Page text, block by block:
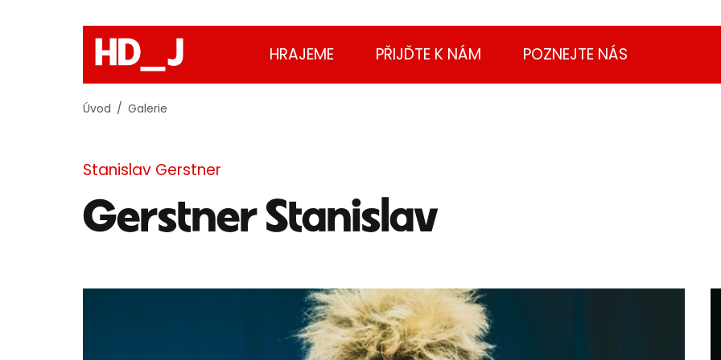
HRAJEME PŘIJĎTE K NÁM POZNEJTE NÁS
Úvod Galerie
Stanislav Gerstner
Gerstner Stanislav